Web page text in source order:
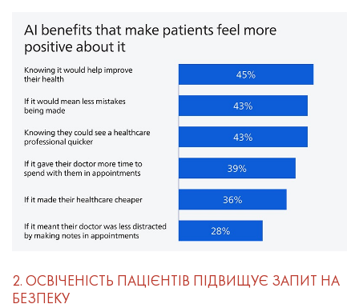
2. ОСВІЧЕНІСТЬ ПАЦІЄНТІВ ПІДВИЩУЄ ЗАПИТ НА
БЕЗПЕКУ